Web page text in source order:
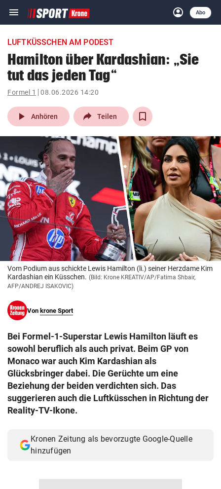
menu Navigation
ein-/ausklappen
account_circle
Anmelden
Abo
close Schließen
account_circle Anmelden
pin_drop
Wien arrow_right
bookmark
search
Suchbegriff
eingeben
© Krone Multimedia GmbH & Co KG 2026
Muthgasse 2, 1190 Wien
LUFTKÜSSCHEN AM PODEST
Hamilton über Kardashian: „Sie
tut das jeden Tag“
Formel 1 08.06.2026 14:20
play_arrow Anhören Teilen
Vom Podium aus schickte Lewis Hamilton (li.) seiner Herzdame Kim
Kardashian ein Küsschen. (Bild: Krone KREATIV/AP/Fatima Shbair,
AFP/ANDREJ ISAKOVIC)
Von krone Sport
Bei Formel-1-Superstar Lewis Hamilton läuft es
sowohl beruflich als auch privat. Beim GP von
Monaco war auch Kim Kardashian als
Glücksbringer dabei. Die Gerüchte um eine
Beziehung der beiden verdichten sich. Das
suggerieren auch die Luftküsschen in Richtung der
Reality-TV-Ikone.
Kronen Zeitung als bevorzugte Google-Quelle
hinzufügen